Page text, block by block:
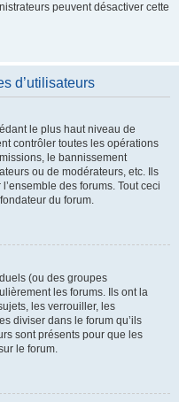
peuvent désactiver cette
d’utilisateurs
le plus haut niveau de
contrôler toutes les opérations
le bannissement
ou de modérateurs, etc. Ils
des forums. Tout ceci
du forum.
(ou des groupes
les forums. Ils ont la
les verrouiller, les
diviser dans le forum qu’ils
sont présents pour que les
le forum.